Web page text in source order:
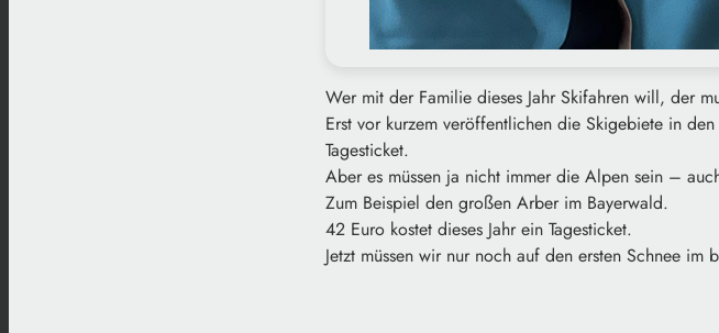
Wer mit der Familie dieses Jahr Skifahren will, der
Erst vor kurzem veröffentlichen die Skigebiete in
Tagesticket.
Aber es müssen ja nicht immer die Alpen sein –
Zum Beispiel den großen Arber im Bayerwald.
42 Euro kostet dieses Jahr ein Tagesticket.
Jetzt müssen wir nur noch auf den ersten Schnee im